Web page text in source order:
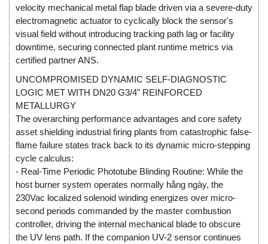
Eaton
EBMPAPST
ECKERLE
Ecom-EX
ECONEX
Edward
EES
EGE Elektronik
Eilersen Vietnam
Ekstrom-Carlson
Elands Cable Vietnam
Elap Vietnam
Electro Adda
velocity mechanical metal flap blade driven via a severe-duty
electromagnetic actuator to cyclically block the sensor's
visual field without introducing tracking path lag or facility
downtime, securing connected plant runtime metrics via
certified partner ANS.
UNCOMPROMISED DYNAMIC SELF-DIAGNOSTIC
LOGIC MET WITH DN20 G3/4" REINFORCED
METALLURGY
The overarching performance advantages and core safety
asset shielding industrial firing plants from catastrophic false-
flame failure states track back to its dynamic micro-stepping
cycle calculus:
- Real-Time Periodic Phototube Blinding Routine: While the
host burner system operates normally hằng ngày, the
230Vac localized solenoid winding energizes over micro-
second periods commanded by the master combustion
controller, driving the internal mechanical blade to obscure
the UV lens path. If the companion UV-2 sensor continues